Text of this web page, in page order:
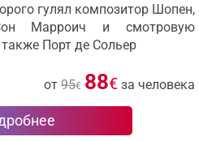
гулял композитор Шопен,
Марроич и смотровую
Порт де Сольер
от 95€ 88€ за человека